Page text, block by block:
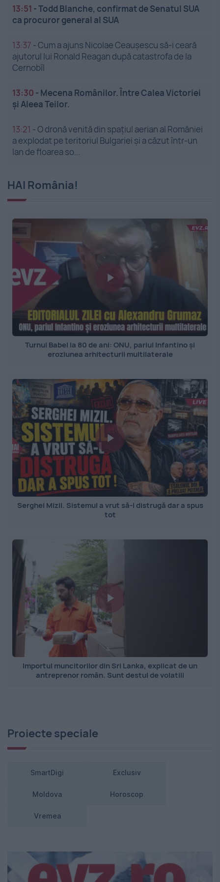
13:51 -Todd Blanche, confirmat de Senatul SUA
ca procuror general al SUA
13:37 -Cum a ajuns Nicolae Ceaușescu să-i ceară
ajutorul lui Ronald Reagan după catastrofa de la
Cernobîl
13:30 - Mecena Românilor. Între Calea Victoriei
și Aleea Teilor.
13:21 -O dronă venită din spațiul aerian al României
a explodat pe teritoriul Bulgariei și a căzut într-un
lan de floarea so...
HAI România!
Turnul Babel la 80 de ani: ONU, pariul Infantino și
eroziunea arhitecturii multilaterale
Serghei Mizil. Sistemul a vrut să-l distrugă dar a spus
tot
Importul muncitorilor din Sri Lanka, explicat de un
antreprenor român. Sunt destul de volatili
Proiecte speciale
SmartDigi Exclusiv
Moldova Horoscop
Vremea